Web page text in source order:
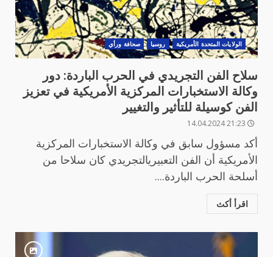
الولايات المتحدة الأمريكية روسيا صحافة ورأي
سلاح الفن التجريدي في الحرب الباردة: دور
وكالة الاستخبارات المركزية الأمريكية في تعزيز
الفن كوسيلة للتأثير والتغيير
أكد مسؤول سابق في وكالة الاستخبارات المركزية
الأمريكية أن الفن التعبيريالتجريدي كان سلاحا من
أسلحة الحرب الباردة....
اقرأ أكث